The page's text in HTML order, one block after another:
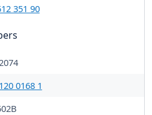
351 90
0168 1